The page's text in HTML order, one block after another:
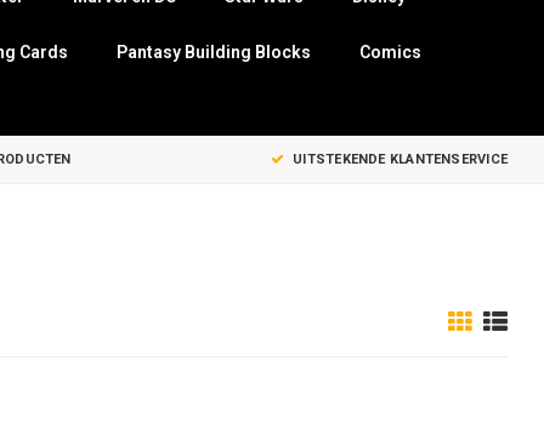
Cards Pantasy Building Blocks Comics
UITSTEKENDE KLANTENSERVICE